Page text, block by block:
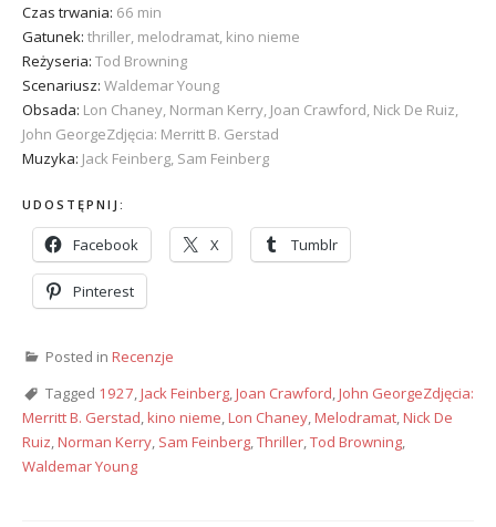
Czas trwania: 66 min
Gatunek: thriller, melodramat, kino nieme
Reżyseria: Tod Browning
Scenariusz: Waldemar Young
Obsada: Lon Chaney, Norman Kerry, Joan Crawford, Nick De Ruiz,
John GeorgeZdjęcia: Merritt B. Gerstad
Muzyka: Jack Feinberg, Sam Feinberg
UDOSTĘPNIJ:
Facebook X Tumblr
Pinterest
Posted in Recenzje
Tagged 1927,Jack Feinberg,Joan Crawford,John GeorgeZdjęcia:
Merritt B. Gerstad,kino nieme,Lon Chaney,Melodramat,Nick De
Ruiz,Norman Kerry, Sam Feinberg,Thriller,Tod Browning,
Waldemar Young